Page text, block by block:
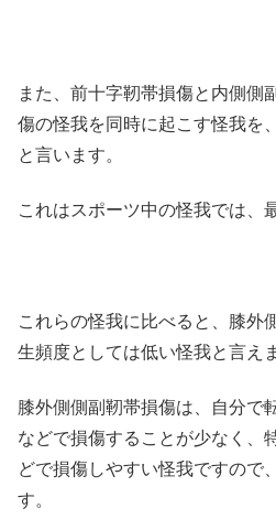
また、前十字靭帯損傷と内側側
傷の怪我を同時に起こす怪我を
と言います。
これはスポーツ中の怪我では、
これらの怪我に比べると、膝外
生頻度としては低い怪我と言え
膝外側側副靭帯損傷は、自分で
などで損傷することが少なく、
どで損傷しやすい怪我ですので
す。